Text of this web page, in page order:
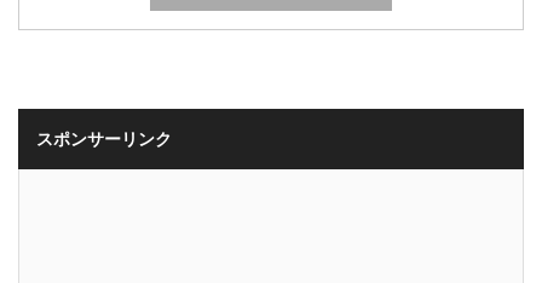
スポンサーリンク